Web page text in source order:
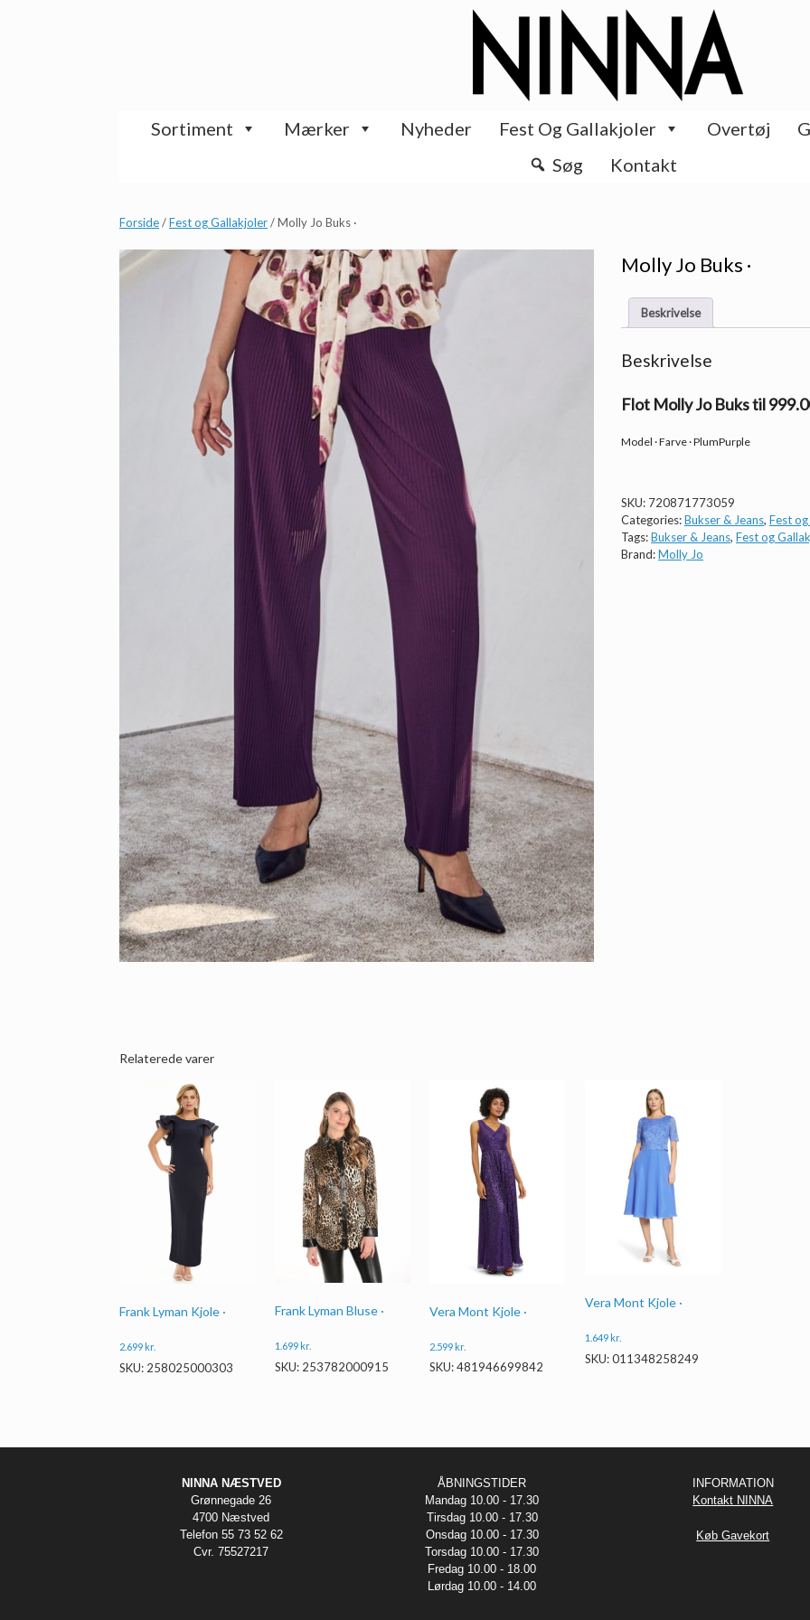
Sortiment Mærker Nyheder Fest Og Gallakjoler Overtøj
Søg
Kontakt
Forside/Fest og Gallakjoler/ Molly Jo Buks ·
Molly Jo Buks ·
Beskrivelse
Beskrivelse
Flot Molly Jo Buks til
Model · Farve · PlumPurple
SKU: 720871773059
Categories:Bukser & Jeans, Fest
Tags:Bukser & Jeans, Fest og
Brand:Molly Jo
Relaterede varer
Frank Lyman Kjole ·
2.699 kr.
SKU: 258025000303
Frank Lyman Bluse ·
1.699 kr.
SKU: 253782000915
Vera Mont Kjole ·
2.599kr.
SKU: 481946699842
Vera Mont Kjole ·
1.649 kr.
SKU: 011348258249
NINNA NÆSTVED
Grønnegade 26
4700 Næstved
Telefon 55 73 52 62
Cvr. 75527217
ÅBNINGSTIDER
Mandag 10.00 - 17.30
Tirsdag 10.00 - 17.30
Onsdag 10.00 - 17.30
Torsdag 10.00 - 17.30
Fredag 10.00 - 18.00
Lørdag 10.00 - 14.00
INFORMATION
Kontakt NINNA
Køb Gavekort